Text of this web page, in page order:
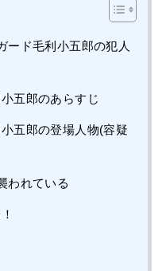
ード毛利小五郎の犯人
五郎のあらすじ
五郎の登場人物(容疑
われている